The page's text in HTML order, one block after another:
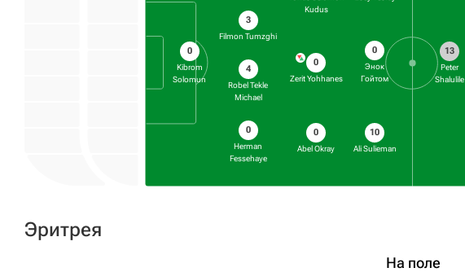
0
Kibrom
Solomun
3
Filmon Tumzghi
4
Robel Tekle
Michael
0
Herman
Fessehaye
Kudus
0
Zerit Yohhanes
0
Abel Okray
0
Энок
Гойтом
10
Ali Sulieman
13
Peter
Shalulile
Эритрея
На поле